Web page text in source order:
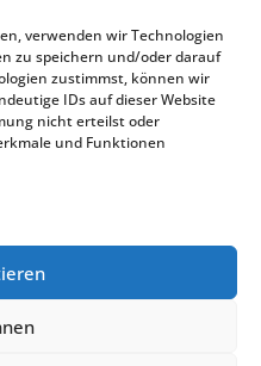
verwenden wir Technologien
zu speichern und/oder darauf
zustimmst, können wir
IDs auf dieser Website
nicht erteilst oder
und Funktionen